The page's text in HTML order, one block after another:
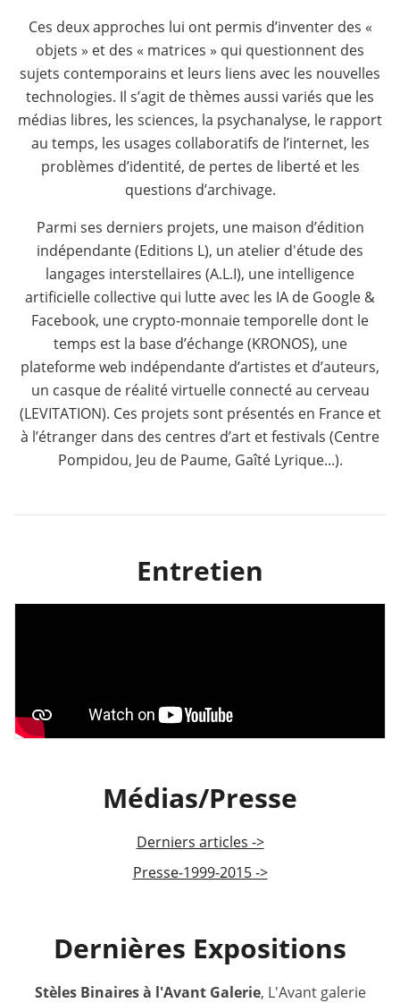
Ces deux approches lui ont permis d’inventer des «
objets » et des « matrices » qui questionnent des
sujets contemporains et leurs liens avec les nouvelles
technologies. Il s’agit de thèmes aussi variés que les
médias libres, les sciences, la psychanalyse, le rapport
au temps, les usages collaboratifs de l’internet, les
problèmes d’identité, de pertes de liberté et les
questions d’archivage.
Parmi ses derniers projets, une maison d’édition
indépendante (Editions L), un atelier d'étude des
langages interstellaires (A.L.I), une intelligence
artificielle collective qui lutte avec les IA de Google &
Facebook, une crypto-monnaie temporelle dont le
temps est la base d’échange (KRONOS), une
plateforme web indépendante d’artistes et d’auteurs,
un casque de réalité virtuelle connecté au cerveau
(LEVITATION). Ces projets sont présentés en France et
à l’étranger dans des centres d’art et festivals (Centre
Pompidou, Jeu de Paume, Gaîté Lyrique...).
Entretien
Médias/Presse
Derniers articles ->
Presse-1999-2015 ->
Dernières Expositions
Stèles Binaires à l'Avant Galerie, L'Avant galerie